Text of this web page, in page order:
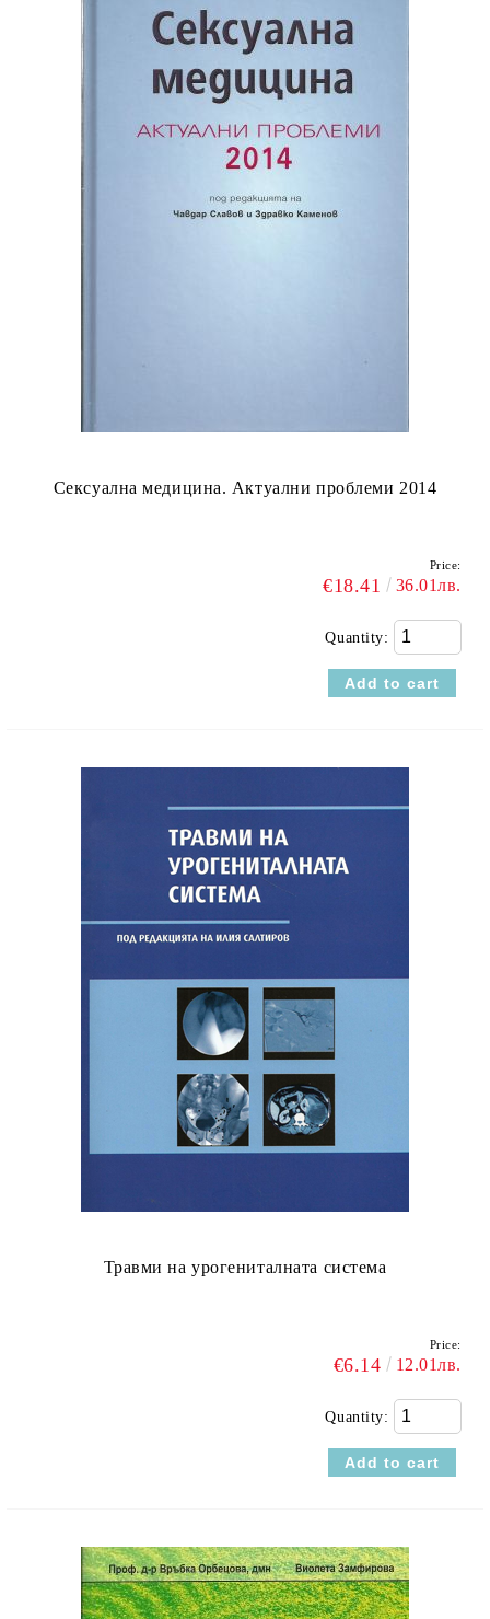
Сексуална медицина. Актуални проблеми 2014
Price:
€18.41 36.01лв.
Quantity:
Травми на урогениталната система
Price:
€6.14 12.01лв.
Quantity: